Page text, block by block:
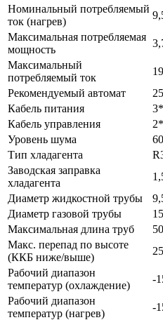
Номинальный потребляемый
ток (нагрев)
Максимальная потребляемая
мощность
Максимальный
потребляемый ток
Рекомендуемый автомат
Кабель питания
Кабель управления
Уровень шума
Тип хладагента
Заводская заправка
хладагента
Диаметр жидкостной трубы
Диаметр газовой трубы
Максимальная длина труб
Макс. перепад по высоте
(ККБ ниже/выше)
Рабочий диапазон
температур (охлаждение)
-
Рабочий диапазон
температур (нагрев)
-